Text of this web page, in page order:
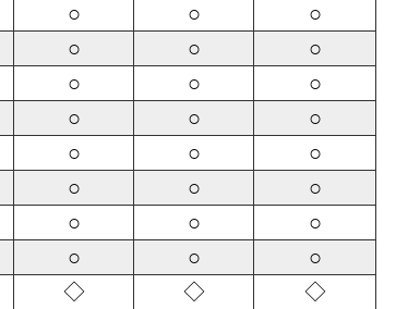
○ ○ ○
○ ○ ○
○ ○ ○
○ ○ ○
○ ○ ○
○ ○ ○
○ ○ ○
○ ○ ○
◇ ◇ ◇